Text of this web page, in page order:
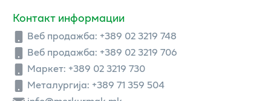
Контакт информации
Веб продажба: +389 02 3219 748
Веб продажба: +389 02 3219 706
Маркет: +389 02 3219 730
Металургија: +389 71 359 504